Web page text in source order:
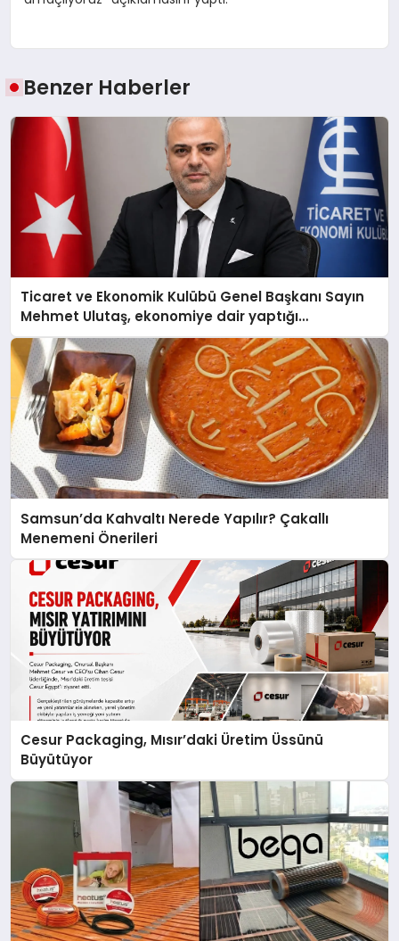
Benzer Haberler
Ticaret ve Ekonomik Kulübü Genel Başkanı Sayın
Mehmet Ulutaş, ekonomiye dair yaptığı
açıklamada şunları kaydetti:
Samsun’da Kahvaltı Nerede Yapılır? Çakallı
Menemeni Önerileri
Cesur Packaging, Mısır’daki Üretim Üssünü
Büyütüyor